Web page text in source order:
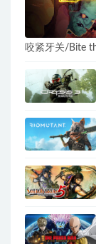
咬紧牙关/Bite